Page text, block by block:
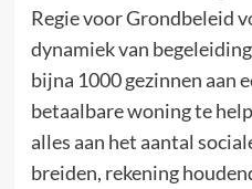
Regie voor Grondbeleid
dynamiek van
bijna 1000 gezinnen aan
betaalbare woning te
alles aan het aantal
breiden, rekening